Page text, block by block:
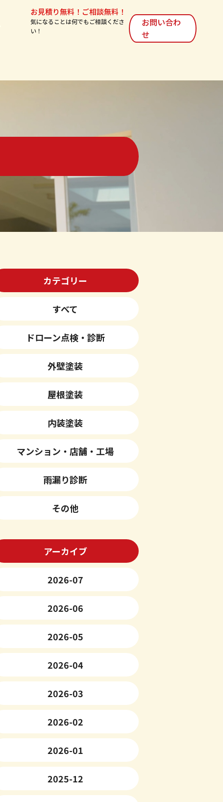
お見積り無料！ご相談無料！
気になることは何でもご相談くださ
い！
お問い合わ
せ
カテゴリー
すべて
ドローン点検・診断
外壁塗装
屋根塗装
内装塗装
マンション・店舗・工場
雨漏り診断
その他
アーカイブ
2026-07
2026-06
2026-05
2026-04
2026-03
2026-02
2026-01
2025-12